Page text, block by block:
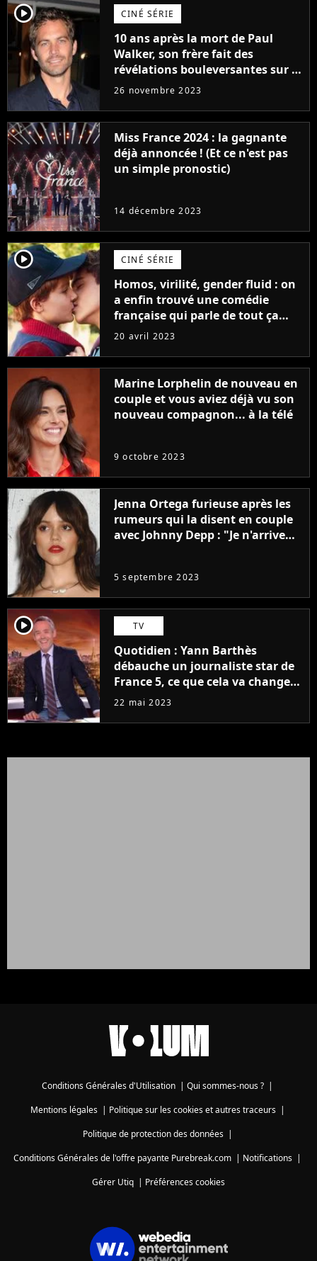
player2 CINÉ SÉRIE
10 ans après la mort de Paul
Walker, son frère fait des
révélations bouleversantes sur la
réaction des acteurs de Fast and
26 novembre 2023
Miss France 2024 : la gagnante
déjà annoncée ! (Et ce n'est pas
un simple pronostic)
14 décembre 2023
player2 CINÉ SÉRIE
Homos, virilité, gender fluid : on
a enfin trouvé une comédie
française qui parle de tout ça
sans être super ringarde
20 avril 2023
Marine Lorphelin de nouveau en
couple et vous aviez déjà vu son
nouveau compagnon... à la télé
9 octobre 2023
Jenna Ortega furieuse après les
rumeurs qui la disent en couple
avec Johnny Depp : "Je n'arrive
5 septembre 2023
player2 TV
Quotidien : Yann Barthès
débauche un journaliste star de
France 5, ce que cela va changer
à la rentrée
22 mai 2023
Conditions Générales d'Utilisation Qui sommes-nous ?
Mentions légales| Politique sur les cookies et autres traceurs|
Politique de protection des données|
Conditions Générales de l'offre payante Purebreak.com
Notifications
Gérer Utiq
Préférences cookies